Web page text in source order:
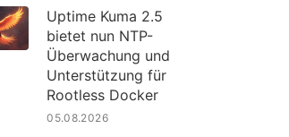
Uptime Kuma 2.5
bietet nun NTP-
Überwachung und
Unterstützung für
Rootless Docker
05.08.2026